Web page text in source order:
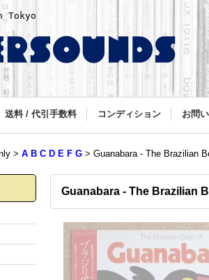
Tokyo
送料 / 代引手数料 コンディション お問
> A B C D E F G > Guanabara - The Brazilian
Guanabara - The Brazilian